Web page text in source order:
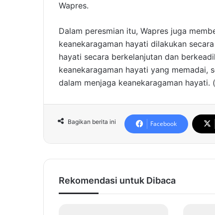
Wapres.
Dalam peresmian itu, Wapres juga
keanekaragaman hayati dilakukan
hayati secara berkelanjutan dan
keanekaragaman hayati yang
dalam menjaga keanekaragaman hayati.
Bagikan berita ini Facebook
Rekomendasi untuk Dibaca